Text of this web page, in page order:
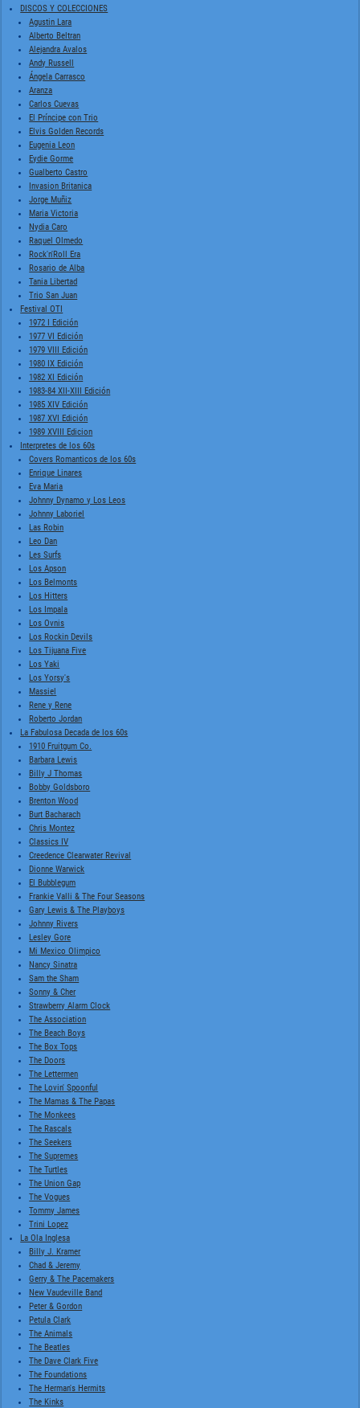
DISCOS Y COLECCIONES
Agustin Lara
Alberto Beltran
Alejandra Avalos
Andy Russell
Ángela Carrasco
Aranza
Carlos Cuevas
El Príncipe con Trio
Elvis Golden Records
Eugenia Leon
Eydie Gorme
Gualberto Castro
Invasion Britanica
Jorge Muñiz
Maria Victoria
Nydia Caro
Raquel Olmedo
Rock'n'Roll Era
Rosario de Alba
Tania Libertad
Trio San Juan
Festival OTI
1972 I Edición
1977 VI Edición
1979 VIII Edición
1980 IX Edición
1982 XI Edición
1983-84 XII-XIII Edición
1985 XIV Edición
1987 XVI Edición
1989 XVIII Edicion
Interpretes de los 60s
Covers Romanticos de los 60s
Enrique Linares
Eva Maria
Johnny Dynamo y Los Leos
Johnny Laboriel
Las Robin
Leo Dan
Les Surfs
Los Apson
Los Belmonts
Los Hitters
Los Impala
Los Ovnis
Los Rockin Devils
Los Tijuana Five
Los Yaki
Los Yorsy's
Massiel
Rene y Rene
Roberto Jordan
La Fabulosa Decada de los 60s
1910 Fruitgum Co.
Barbara Lewis
Billy J Thomas
Bobby Goldsboro
Brenton Wood
Burt Bacharach
Chris Montez
Classics IV
Creedence Clearwater Revival
Dionne Warwick
El Bubblegum
Frankie Valli & The Four Seasons
Gary Lewis & The Playboys
Johnny Rivers
Lesley Gore
Mi Mexico Olimpico
Nancy Sinatra
Sam the Sham
Sonny & Cher
Strawberry Alarm Clock
The Association
The Beach Boys
The Box Tops
The Doors
The Lettermen
The Lovin' Spoonful
The Mamas & The Papas
The Monkees
The Rascals
The Seekers
The Supremes
The Turtles
The Union Gap
The Vogues
Tommy James
Trini Lopez
La Ola Inglesa
Billy J. Kramer
Chad & Jeremy
Gerry & The Pacemakers
New Vaudeville Band
Peter & Gordon
Petula Clark
The Animals
The Beatles
The Dave Clark Five
The Foundations
The Herman's Hermits
The Kinks